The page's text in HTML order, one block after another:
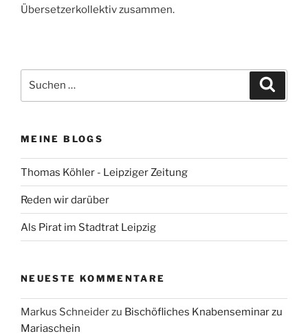
Übersetzerkollektiv zusammen.
nach:
MEINE BLOGS
Thomas Köhler - Leipziger Zeitung
Reden wir darüber
Als Pirat im Stadtrat Leipzig
NEUESTE KOMMENTARE
Markus Schneiderzu Bischöfliches Knabenseminar zu
Mariaschein